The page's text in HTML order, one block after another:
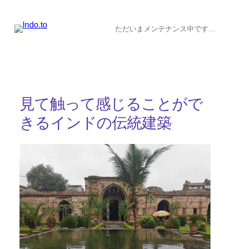
ただいまメンテナンス中です…
見て触って感じることがで
きるインドの伝統建築